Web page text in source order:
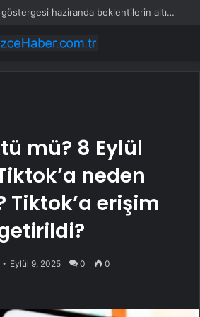
ABD’nin enflasyon göstergesi haziranda beklentilerin altında arttı
mü? 8 Eylül
neden
erişim
Eylül 9, 2025 0 0